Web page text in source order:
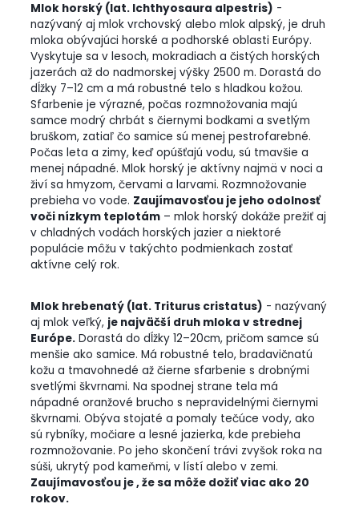
Mlok horský (lat. Ichthyosaura alpestris) -
nazývaný aj mlok vrchovský alebo mlok alpský, je druh
mloka obývajúci horské a podhorské oblasti Európy.
Vyskytuje sa v lesoch, mokradiach a čistých horských
jazerách až do nadmorskej výšky 2500 m. Dorastá do
dĺžky 7–12 cm a má robustné telo s hladkou kožou.
Sfarbenie je výrazné, počas rozmnožovania majú
samce modrý chrbát s čiernymi bodkami a svetlým
bruškom, zatiaľ čo samice sú menej pestrofarebné.
Počas leta a zimy, keď opúšťajú vodu, sú tmavšie a
menej nápadné. Mlok horský je aktívny najmä v noci a
živí sa hmyzom, červami a larvami. Rozmnožovanie
prebieha vo vode. Zaujímavosťou je jeho odolnosť
voči nízkym teplotám – mlok horský dokáže prežiť aj
v chladných vodách horských jazier a niektoré
populácie môžu v takýchto podmienkach zostať
aktívne celý rok.
Mlok hrebenatý (lat. Triturus cristatus) - nazývaný
aj mlok veľký, je najväčší druh mloka v strednej
Európe. Dorastá do dĺžky 12–20cm, pričom samce sú
menšie ako samice. Má robustné telo, bradavičnatú
kožu a tmavohnedé až čierne sfarbenie s drobnými
svetlými škvrnami. Na spodnej strane tela má
nápadné oranžové brucho s nepravidelnými čiernymi
škvrnami. Obýva stojaté a pomaly tečúce vody, ako
sú rybníky, močiare a lesné jazierka, kde prebieha
rozmnožovanie. Po jeho skončení trávi zvyšok roka na
súši, ukrytý pod kameňmi, v lístí alebo v zemi.
Zaujímavosťou je , že sa môže dožiť viac ako 20
rokov.